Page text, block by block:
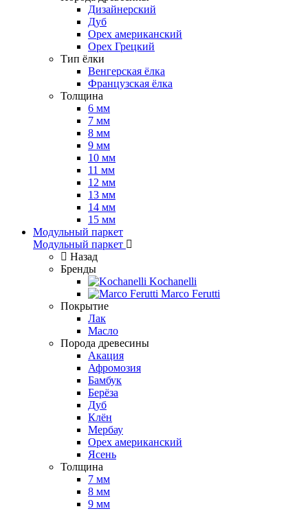
Дизайнерский
Дуб
Орех американский
Орех Грецкий
Тип ёлки
Венгерская ёлка
Французская ёлка
Толщина
6 мм
7 мм
8 мм
9 мм
10 мм
11 мм
12 мм
13 мм
14 мм
15 мм
Модульный паркет
Модульный паркет
Назад
Бренды
Kochanelli
Marco Ferutti
Покрытие
Лак
Масло
Порода древесины
Акация
Афромозия
Бамбук
Берёза
Дуб
Клён
Мербау
Орех американский
Ясень
Толщина
7 мм
8 мм
9 мм